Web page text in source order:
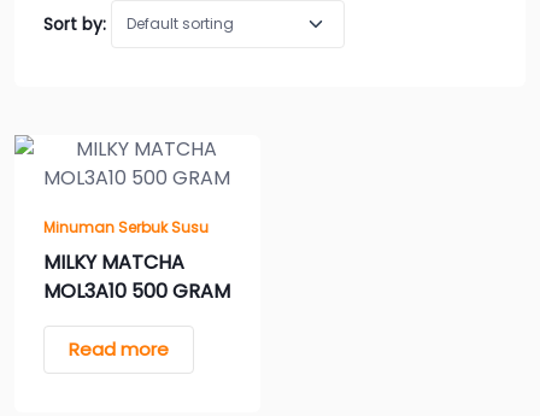
Sort by:
Minuman Serbuk Susu
MILKY MATCHA
MOL3A10 500 GRAM
Read more